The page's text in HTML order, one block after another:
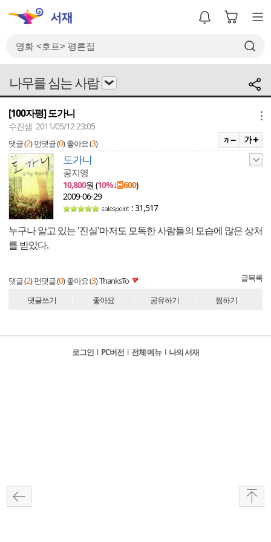
나무를 심는 사람
[100자평] 도가니
수진샘 2011/05/12 23:05
댓글 (2) 먼댓글 (0) 좋아요 (3)
도가니
공지영
10,800원 (10%↓ 600)
2009-06-29
: 31,517
누구나 알고 있는 '진실'마저도 모독한 사람들의 모습에 많은 상처
를 받았다.
댓글 (2) 먼댓글 (0) 좋아요 (3)ThanksTo 글목록
댓글쓰기 좋아요 공유하기 찜하기
로그인 l PC버전 l 전체 메뉴 l 나의 서재